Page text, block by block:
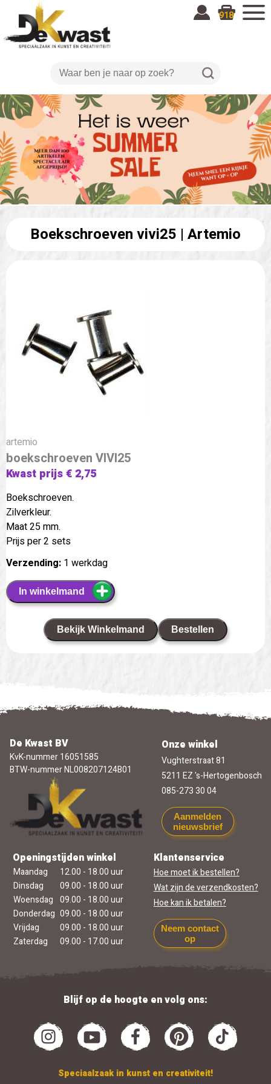
918
Boekschroeven vivi25 | Artemio
artemio
boekschroeven VIVI25
Kwast prijs € 2,75
Boekschroeven.
Zilverkleur.
Maat 25 mm.
Prijs per 2 sets
Verzending: 1 werkdag
In winkelmand
Bekijk Winkelmand Bestellen
De Kwast BV
KvK-nummer 16051585
BTW-nummer NL008207124B01
Onze winkel
Vughterstraat 81
5211 EZ 's-Hertogenbosch
085-273 30 04
Aanmelden
nieuwsbrief
Openingstijden winkel
Maandag
12.00 - 18.00 uur
Dinsdag
09.00 - 18.00 uur
Woensdag 09.00 - 18.00 uur
Donderdag 09.00 - 18.00 uur
Vrijdag
09.00 - 18.00 uur
Zaterdag
09.00 - 17.00 uur
Klantenservice
Hoe moet ik bestellen?
Wat zijn de verzendkosten?
Hoe kan ik betalen?
Neem contact
op
Blijf op de hoogte en volg ons:
Speciaalzaak in kunst en creativiteit!